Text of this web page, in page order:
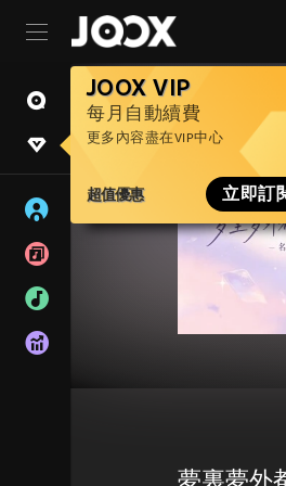
JOOX VIP
每月自動續費
更多內容盡在VIP中心
超值優惠 立即訂